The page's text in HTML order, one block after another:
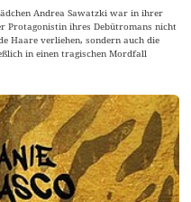
Andrea Sawatzki war in ihrer
Protagonistin ihres Debütromans nicht
Haare verliehen, sondern auch die
in einen tragischen Mordfall